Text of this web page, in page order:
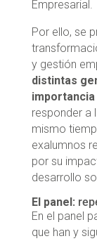
Empresarial.
Por ello, se
y gestión
distintas
responder a
mismo
exalumnos
por su
desarrollo
El panel :
En el panel
que han y